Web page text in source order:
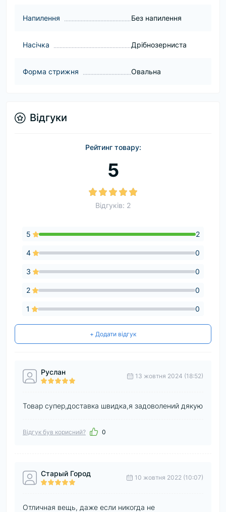
Напилення Без напилення
Насічка Дрібнозерниста
Форма стрижня Овальна
Відгуки
Рейтинг товару:
5
Відгуків: 2
5 2
4 0
3 0
2 0
1 0
+ Додати відгук
Руслан 13 жовтня 2024 (18:52)
Товар супер,доставка швидка,я задоволений дякую
Відгук був корисний? 0
Старый Город 10 жовтня 2022 (10:07)
Отличная вещь, даже если никогда не